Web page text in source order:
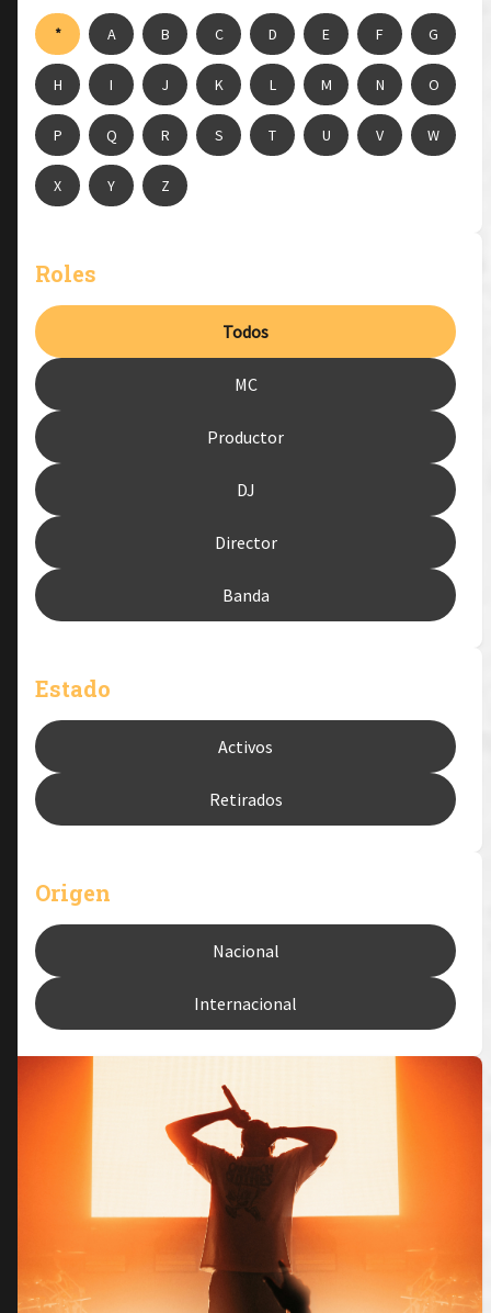
* A B C D E F G
H I J K L M N O
P Q R S T U V W
X Y Z
Roles
Todos
MC
Productor
DJ
Director
Banda
Estado
Activos
Retirados
Origen
Nacional
Internacional